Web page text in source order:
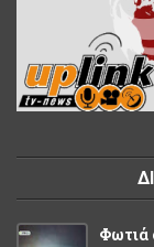
Φωτιά